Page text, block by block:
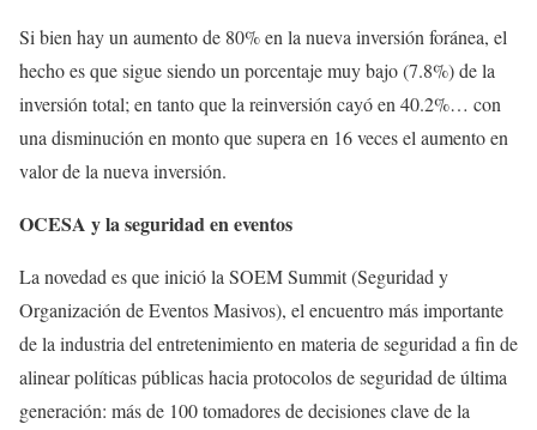
Si bien hay un aumento de 80% en la nueva inversión foránea, el
hecho es que sigue siendo un porcentaje muy bajo (7.8%) de la
inversión total; en tanto que la reinversión cayó en 40.2%… con
una disminución en monto que supera en 16 veces el aumento en
valor de la nueva inversión.
OCESA y la seguridad en eventos
La novedad es que inició la SOEM Summit (Seguridad y
Organización de Eventos Masivos), el encuentro más importante
de la industria del entretenimiento en materia de seguridad a fin de
alinear políticas públicas hacia protocolos de seguridad de última
generación: más de 100 tomadores de decisiones clave de la